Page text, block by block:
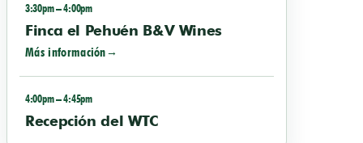
3:30pm – 4:00pm
Finca el Pehuén B&V Wines
Más información
4:00pm – 4:45pm
Recepción del WTC